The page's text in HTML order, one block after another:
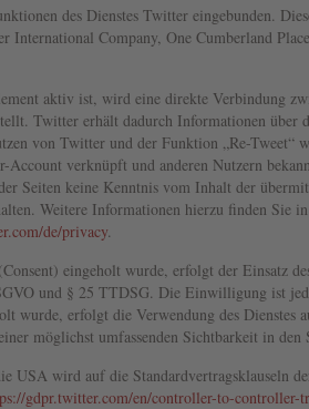
des Dienstes Twitter eingebunden.
International Company, One Cumberland
aktiv ist, wird eine direkte Verbindung
Twitter erhält dadurch Informationen über
von Twitter und der Funktion „Re-Tweet“
verknüpft und anderen Nutzern
Seiten keine Kenntnis vom Inhalt der
Weitere Informationen hierzu finden Sie
de/privacy.
eingeholt wurde, erfolgt der Einsatz
und § 25 TTDSG. Die Einwilligung ist
wurde, erfolgt die Verwendung des Dienstes
möglichst umfassenden Sichtbarkeit in
USA wird auf die Standardvertragsklauseln
gdpr.twitter.com/en/controller-to-controller-